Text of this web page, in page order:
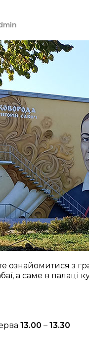
ознайомитися з
а саме в палаці
13.00 – 13.30